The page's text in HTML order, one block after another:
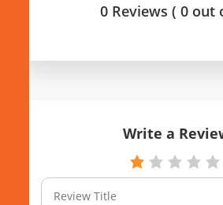
0 Reviews ( 0 out
Write a